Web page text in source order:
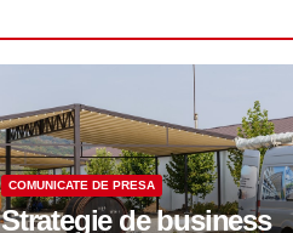
COMUNICATE DE PRESA
Strategie de business